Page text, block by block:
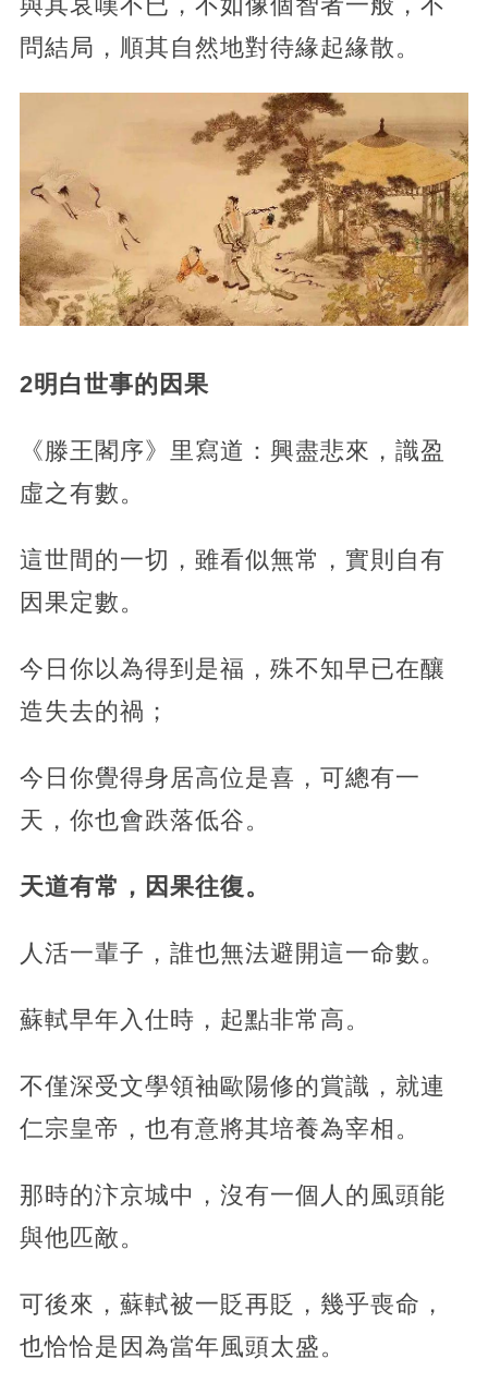
問結局，順其自然地對待緣起緣散。
2明白世事的因果
《滕王閣序》里寫道：興盡悲來，識盈
虛之有數。
這世間的一切，雖看似無常，實則自有
因果定數。
今日你以為得到是福，殊不知早已在釀
造失去的禍；
今日你覺得身居高位是喜，可總有一
天，你也會跌落低谷。
天道有常，因果往復。
人活一輩子，誰也無法避開這一命數。
蘇軾早年入仕時，起點非常高。
不僅深受文學領袖歐陽修的賞識，就連
仁宗皇帝，也有意將其培養為宰相。
那時的汴京城中，沒有一個人的風頭能
與他匹敵。
可後來，蘇軾被一貶再貶，幾乎喪命，
也恰恰是因為當年風頭太盛。